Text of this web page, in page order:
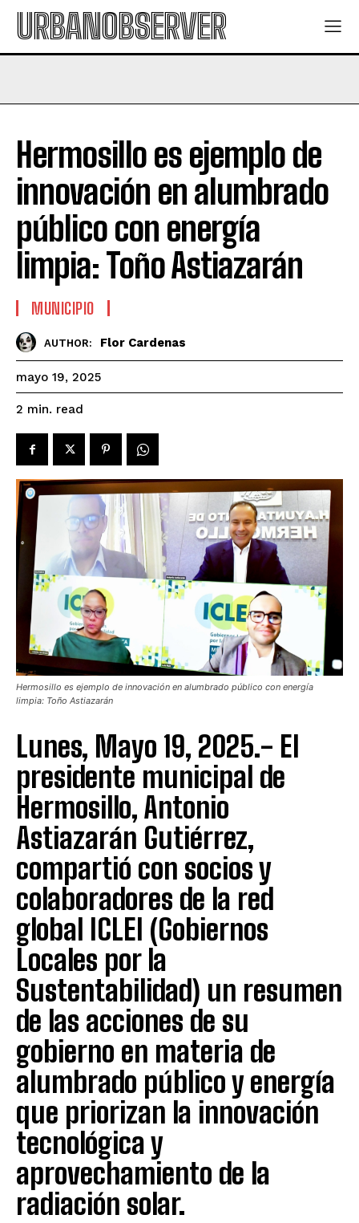
URBANOBSERVER
Hermosillo es ejemplo de
innovación en alumbrado
público con energía
limpia: Toño Astiazarán
MUNICIPIO
AUTHOR: Flor Cardenas
mayo 19, 2025
2 min. read
Hermosillo es ejemplo de innovación en alumbrado público con energía
limpia: Toño Astiazarán
Lunes, Mayo 19, 2025.- El
presidente municipal de
Hermosillo, Antonio
Astiazarán Gutiérrez,
compartió con socios y
colaboradores de la red
global ICLEI (Gobiernos
Locales por la
Sustentabilidad) un resumen
de las acciones de su
gobierno en materia de
alumbrado público y energía
que priorizan la innovación
tecnológica y
aprovechamiento de la
radiación solar.